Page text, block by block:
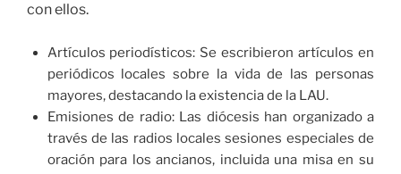
con ellos.
Artículos periodísticos: Se escribieron artículos en
periódicos locales sobre la vida de las personas
mayores, destacando la existencia de la LAU.
Emisiones de radio: Las diócesis han organizado a
través de las radios locales sesiones especiales de
oración para los ancianos, incluida una misa en su